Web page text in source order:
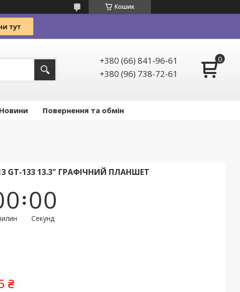
Кошик
+380 (66) 841-96-61
+380 (96) 738-72-61
Новини Повернення та обмін
13 GT-133 13.3" ГРАФІЧНИЙ ПЛАНШЕТ
0 00
Секунд
₴